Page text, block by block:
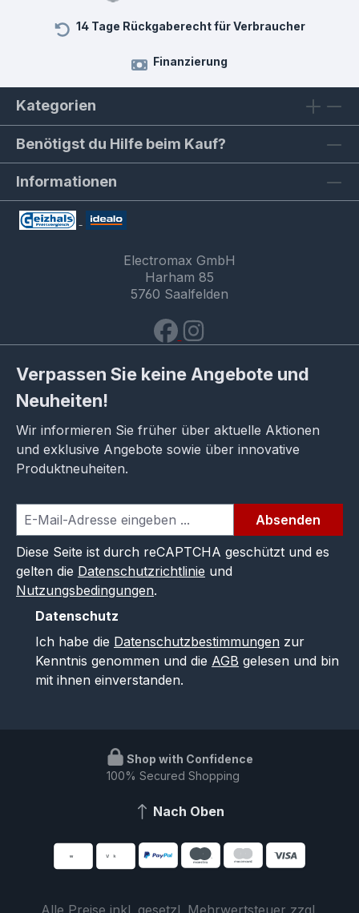
14 Tage Rückgaberecht für Verbraucher
Finanzierung
Kategorien
Benötigst du Hilfe beim Kauf?
Informationen
Electromax GmbH
Harham 85
5760 Saalfelden
Verpassen Sie keine Angebote und
Neuheiten!
Wir informieren Sie früher über aktuelle Aktionen
und exklusive Angebote sowie über innovative
Produktneuheiten.
Absenden
Diese Seite ist durch reCAPTCHA geschützt und es
gelten die Datenschutzrichtlinie und
Nutzungsbedingungen.
Datenschutz
Ich habe die Datenschutzbestimmungen zur
Kenntnis genommen und die AGB gelesen und bin
mit ihnen einverstanden.
Shop with Confidence
100% Secured Shopping
Nach Oben
Alle Preise inkl. gesetzl. Mehrwertsteuer zzgl.